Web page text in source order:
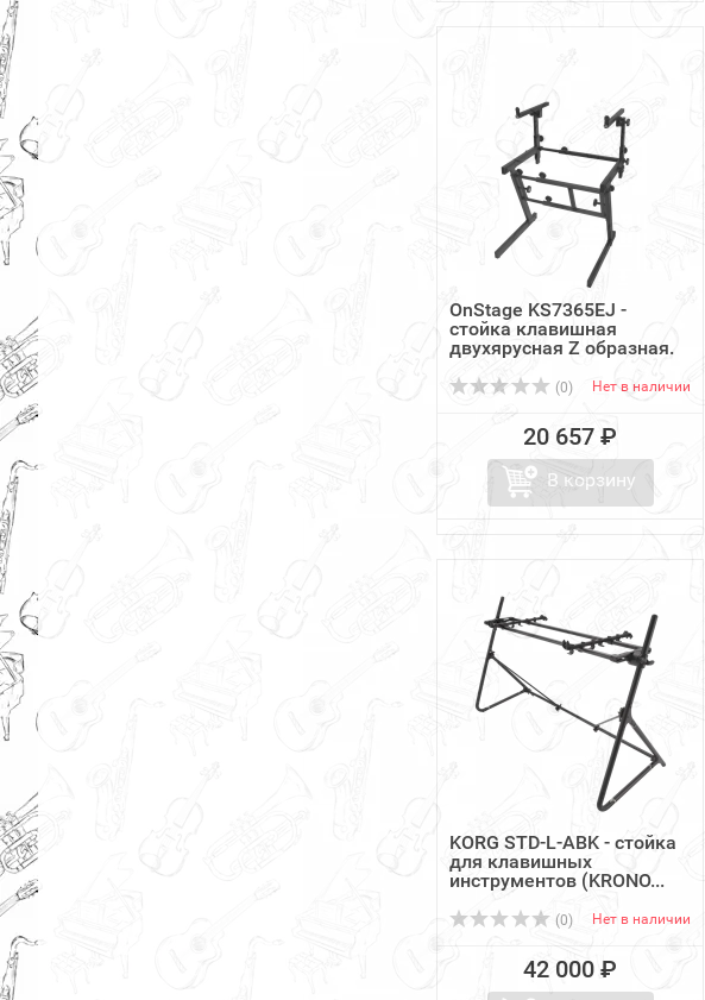
OnStage KS7365EJ -
стойка клавишная
двухярусная Z образная.
(0) Нет в наличии
20 657 ₽
В корзину
KORG STD-L-ABK - стойка
для клавишных
инструментов (KRONO...
(0) Нет в наличии
42 000 ₽